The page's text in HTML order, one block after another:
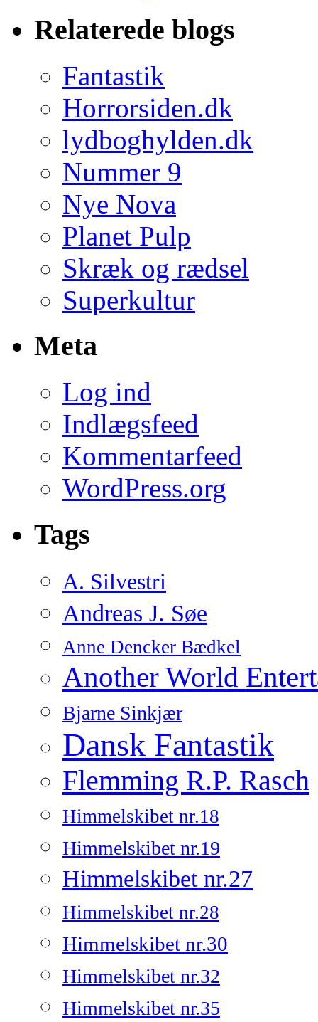
Relaterede blogs
Fantastik
Horrorsiden.dk
lydboghylden.dk
Nummer 9
Nye Nova
Planet Pulp
Skræk og rædsel
Superkultur
Meta
Log ind
Indlægsfeed
Kommentarfeed
WordPress.org
Tags
A. Silvestri
Andreas J. Søe
Anne Dencker Bædkel
Another World
Bjarne Sinkjær
Dansk Fantastik
Flemming R.P. Rasch
Himmelskibet nr.18
Himmelskibet nr.19
Himmelskibet nr.27
Himmelskibet nr.28
Himmelskibet nr.30
Himmelskibet nr.32
Himmelskibet nr.35